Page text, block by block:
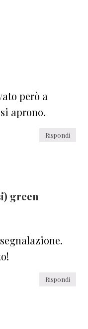
però a
aprono.
Rispondi
green
Rispondi